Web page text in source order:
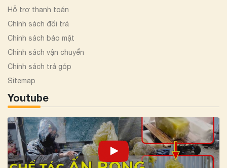
Hỗ trợ thanh toán
Chính sách đổi trả
Chính sách bảo mật
Chính sách vận chuyển
Chính sách trả góp
Sitemap
Youtube